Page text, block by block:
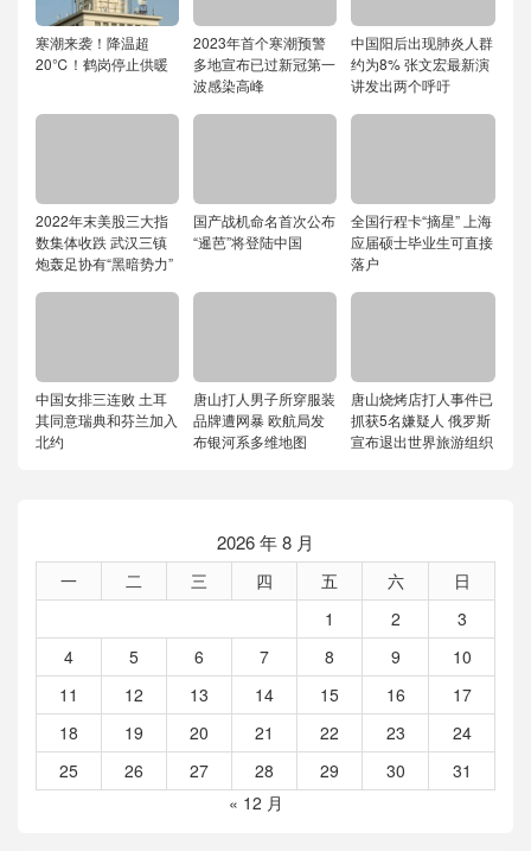
寒潮来袭！降温超
20℃！鹤岗停止供暖
2023年首个寒潮预警
多地宣布已过新冠第一
波感染高峰
中国阳后出现肺炎人群
约为8% 张文宏最新演
讲发出两个呼吁
2022年末美股三大指
数集体收跌 武汉三镇
炮轰足协有“黑暗势力”
国产战机命名首次公布
“暹芭”将登陆中国
全国行程卡“摘星” 上海
应届硕士毕业生可直接
落户
中国女排三连败 土耳
其同意瑞典和芬兰加入
北约
唐山打人男子所穿服装
品牌遭网暴 欧航局发
布银河系多维地图
唐山烧烤店打人事件已
抓获5名嫌疑人 俄罗斯
宣布退出世界旅游组织
2026 年 8 月
一 二 三 四 五 六
日
1
2
3
4
5 6 7 8 9
10
11
12 13 14 15 16
17
18
19 20 21 22 23
24
25
26 27 28 29 30
31
« 12 月